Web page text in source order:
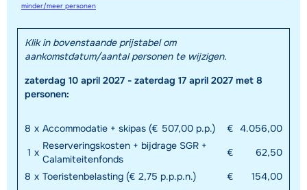
Toon alle accommodaties in dit gebied
Deze kaart geeft een indicatie van de ligging van onze accommodaties. De
exacte locatie kan enigszins afwijken.
minder/meer personen
Klik in bovenstaande prijstabel om
aankomstdatum/aantal personen te wijzigen.
zaterdag 10 april 2027 - zaterdag 17 april 2027 met 8
personen:
8 x Accommodatie + skipas (€ 507,00 p.p.) € 4.056,00
1 x
Reserveringskosten + bijdrage SGR +
Calamiteitenfonds
€
62,50
8 x Toeristenbelasting (€ 2,75 p.p.p.n.) € 154,00